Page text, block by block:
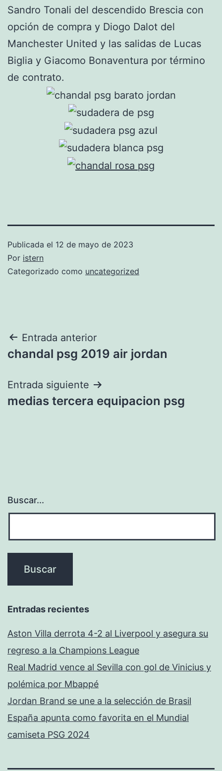
Sandro Tonali del descendido Brescia con
opción de compra y Diogo Dalot del
Manchester United y las salidas de Lucas
Biglia y Giacomo Bonaventura por término
de contrato.
Publicada el 12 de mayo de 2023
Por istern
Categorizado como uncategorized
Navegación
de
entradas
Entrada anterior
chandal psg 2019 air jordan
Entrada siguiente
medias tercera equipacion psg
Buscar...
Entradas recientes
Aston Villa derrota 4-2 al Liverpool y asegura su
regreso a la Champions League
Real Madrid vence al Sevilla con gol de Vinicius y
polémica por Mbappé
Jordan Brand se une a la selección de Brasil
España apunta como favorita en el Mundial
camiseta PSG 2024